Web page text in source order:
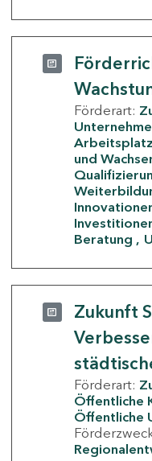
Förderart:
und
Beratung
Zukunft
Förderart:
Öffentliche
Öffentliche